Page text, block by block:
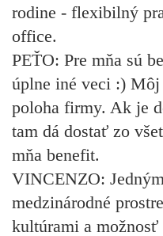
rodine - flexibilný
office.
PEŤO: Pre mňa sú
úplne iné veci :)
poloha firmy. Ak je
tam dá dostať zo
mňa benefit.
VINCENZO:
medzinárodné
kultúrami a možnosť